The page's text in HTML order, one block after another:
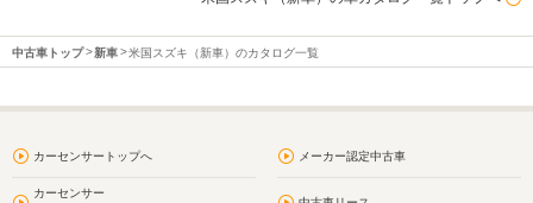
中古車トップ 新車 米国スズキ（新車）のカタログ一覧
カーセンサートップへ メーカー認定中古車
カーセンサー